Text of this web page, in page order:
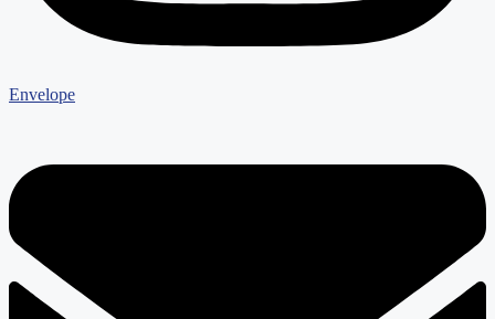
Envelope